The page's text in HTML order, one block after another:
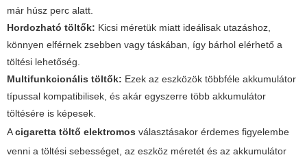
már húsz perc alatt.
Hordozható töltők: Kicsi méretük miatt ideálisak utazáshoz,
könnyen elférnek zsebben vagy táskában, így bárhol elérhető a
töltési lehetőség.
Multifunkcionális töltők: Ezek az eszközök többféle akkumulátor
típussal kompatibilisek, és akár egyszerre több akkumulátor
töltésére is képesek.
Acigaretta töltő elektromos választásakor érdemes figyelembe
venni a töltési sebességet, az eszköz méretét és az akkumulátor